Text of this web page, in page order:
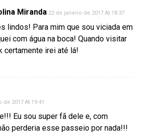
Miranda 22 de janeiro de 2017 At 18:37
lindos! Para mim que sou viciada em
com água na boca! Quando visitar
certamente irei até lá!
de 2017 At 19:41
Eu sou super fã dele e, com
perderia esse passeio por nada!!!